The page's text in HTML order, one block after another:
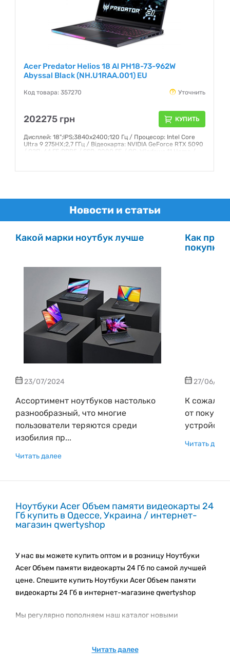
Acer Predator Helios 18 Al PH18-73-962W
Abyssal Black (NH.U1RAA.001) EU
Код товара: 357270 Уточнить
202275 грн КУПИТЬ
Дисплей: 18";IPS;3840x2400;120 Гц / Процесор: Intel Core
Ultra 9 275HX;2,7 ГГц / Відеокарта: NVIDIA GeForce RTX 5090
/ ОЗП: 64 ГБ;DDR5 / SSD: 2000 ГБ / ОС: Windows 11 Home /
Гарантия:12 месяцев
Новости и статьи
Какой марки ноутбук лучше
23/07/2024
Ассортимент ноутбуков настолько
разнообразный, что многие
пользователи теряются среди
изобилия пр...
Читать далее
Как
покупке
27/06/
К
от
устройств
Читать
Ноутбуки Acer Объем памяти видеокарты 24
Гб купить в Одессе, Украина / интернет-
магазин qwertyshop
У нас вы можете купить оптом и в розницу Ноутбуки
Acer Объем памяти видеокарты 24 Гб по самой лучшей
цене. Спешите купить Ноутбуки Acer Объем памяти
видеокарты 24 Гб в интернет-магазине qwertyshop
Мы регулярно пополняем наш каталог новыми
наших акционных предложениях и новинках.
Читать далее